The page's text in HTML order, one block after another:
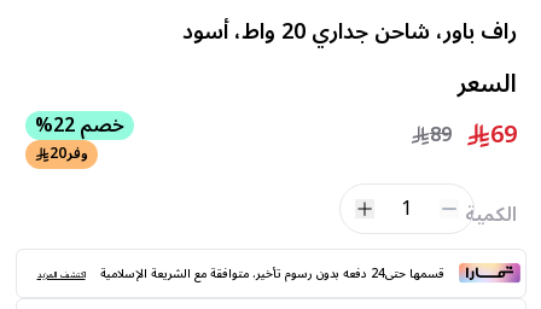
راف باور، شاحن جداري 20 واط، أسود
السعر
69
89 خصم 22%
وفر20
الكمية 1
قسمها حتى24 دفعه بدون رسوم تأخير. متوافقة مع الشريعة الإسلامية اكتشف المزيد